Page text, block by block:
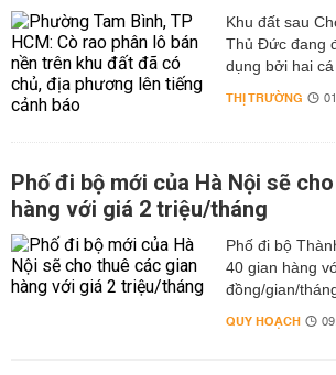
Khu đất sau
Thủ Đức đang
dụng bởi hai cá
THỊ TRƯỜNG
Phố đi bộ mới của Hà Nội sẽ
hàng với giá 2 triệu/tháng
Phố đi bộ
40 gian hàng
đồng/gian/
QUY HOẠCH